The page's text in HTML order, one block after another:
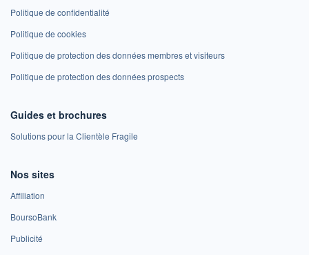
Politique de confidentialité
Politique de cookies
Politique de protection des données membres et visiteurs
Politique de protection des données prospects
Guides et brochures
Solutions pour la Clientèle Fragile
Nos sites
Affiliation
BoursoBank
Publicité